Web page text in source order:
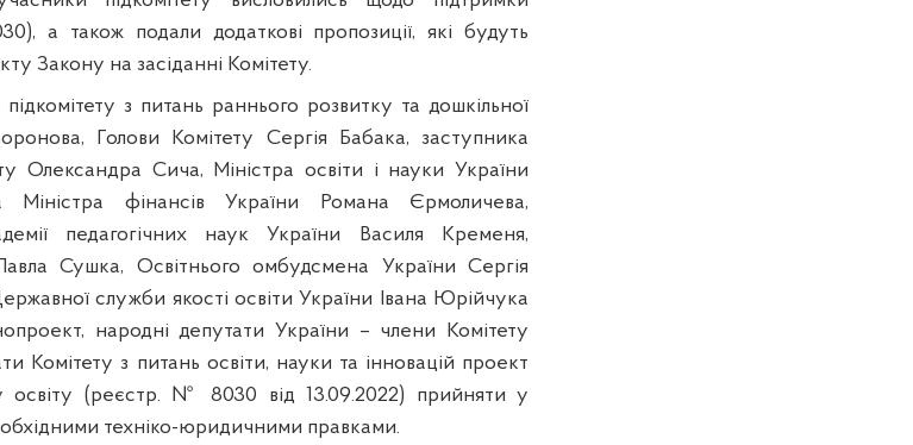
а також подали додаткові пропозиції, які будуть
Закону на засіданні Комітету.
підкомітету з питань раннього розвитку та дошкільної
Голови Комітету Сергія Бабака, заступника
Олександра Сича,
Міністра освіти і науки України
Міністра фінансів України Романа Єрмоличева,
педагогічних наук України Василя Кременя,
Сушка, Освітнього омбудсмена України Сергія
служби якості освіти України Івана Юрійчука
народні депутати України – члени Комітету
Комітету з питань освіти, науки та інновацій проект
освіту (реєстр. № 8030 від 13.09.2022) прийняти у
техніко-юридичними правками.